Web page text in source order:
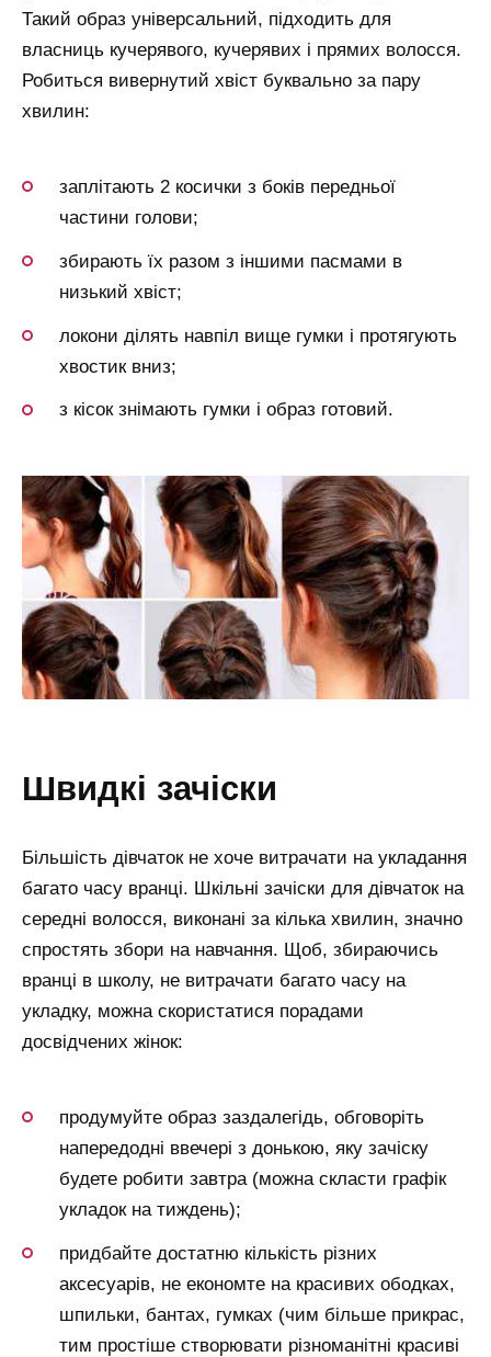
Такий образ універсальний, підходить для
власниць кучерявого, кучерявих і прямих волосся.
Робиться вивернутий хвіст буквально за пару
хвилин:
заплітають 2 косички з боків передньої
частини голови;
збирають їх разом з іншими пасмами в
низький хвіст;
локони ділять навпіл вище гумки і протягують
хвостик вниз;
з кісок знімають гумки і образ готовий.
швидкі зачіски
Більшість дівчаток не хоче витрачати на укладання
багато часу вранці. Шкільні зачіски для дівчаток на
середні волосся, виконані за кілька хвилин, значно
спростять збори на навчання. Щоб, збираючись
вранці в школу, не витрачати багато часу на
укладку, можна скористатися порадами
досвідчених жінок:
продумуйте образ заздалегідь, обговоріть
напередодні ввечері з донькою, яку зачіску
будете робити завтра (можна скласти графік
укладок на тиждень);
придбайте достатню кількість різних
аксесуарів, не економте на красивих ободках,
шпильки, бантах, гумках (чим більше прикрас,
тим простіше створювати різноманітні красиві